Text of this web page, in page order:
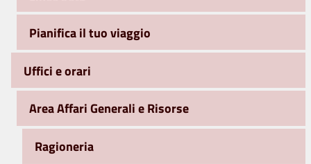
Pianifica il tuo viaggio
Uffici e orari
Area Affari Generali e Risorse
Ragioneria